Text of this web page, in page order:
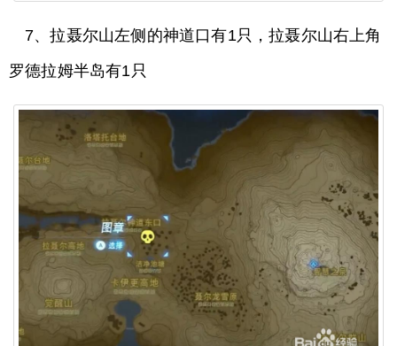
7、拉聂尔山左侧的神道口有1只，拉聂尔山右上角
罗德拉姆半岛有1只